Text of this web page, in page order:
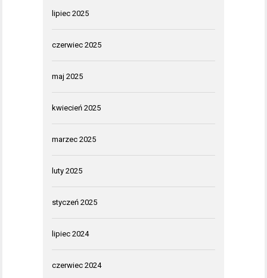
lipiec 2025
czerwiec 2025
maj 2025
kwiecień 2025
marzec 2025
luty 2025
styczeń 2025
lipiec 2024
czerwiec 2024